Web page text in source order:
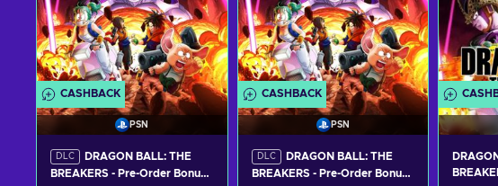
CASHBACK
PSN
DLC
DRAGON BALL: THE
BREAKERS - Pre-Order Bonus
CASHBACK
PSN
DLC
DRAGON BALL: THE
BREAKERS - Pre-Order Bonus